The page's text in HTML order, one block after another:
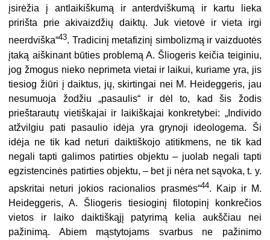
įsirėžia į antlaikiškumą ir anterdviškumą ir kartu lieka
pririšta prie akivaizdžių daiktų. Juk vietovė ir vieta irgi
neerdviška“43. Tradicinį metafizinį simbolizmą ir vaizduotės
įtaką aiškinant būties problemą A. Šliogeris keičia teiginiu,
jog žmogus nieko neprimeta vietai ir laikui, kuriame yra, jis
tiesiog žiūri į daiktus, jų, skirtingai nei M. Heideggeris, jau
nesumuoja žodžiu „pasaulis“ ir dėl to, kad šis žodis
prieštarautų vietiškajai ir laikiškajai konkretybei: „Individo
atžvilgiu pati pasaulio idėja yra grynoji ideologema. Ši
idėja ne tik kad neturi daiktiškojo atitikmens, ne tik kad
negali tapti galimos patirties objektu – juolab negali tapti
egzistencinės patirties objektu, – bet ji nėra net sąvoka, t. y.
apskritai neturi jokios racionalios prasmės“44. Kaip ir M.
Heideggeris, A. Šliogeris tiesioginį filotopinį konkrečios
vietos ir laiko daiktiškąjį patyrimą kelia aukščiau nei
pažinimą. Abiem mąstytojams svarbus ne pažinimo